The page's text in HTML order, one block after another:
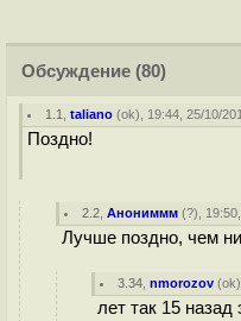
Обсуждение (80)
1.1 ,taliano (ok), 19:44, 25/10/
Поздно!
2.2 ,Анониммм (?),
Лучше поздно, чем
3.34 ,nmorozov (ok
лет так 15